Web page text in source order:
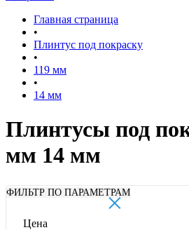
Главная страница
•
Плинтус под покраску
•
119 мм
•
14 мм
Плинтусы под
мм 14 мм
ФИЛЬТР ПО ПАРАМЕТРАМ
×
Цена